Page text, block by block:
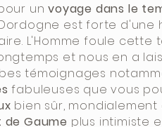
unvoyage dans le
est forte d'une
L'Homme foule cette
et nous en a
témoignages
fabuleuses que vous
bien sûr, mondialement
de Gaume plus intimiste